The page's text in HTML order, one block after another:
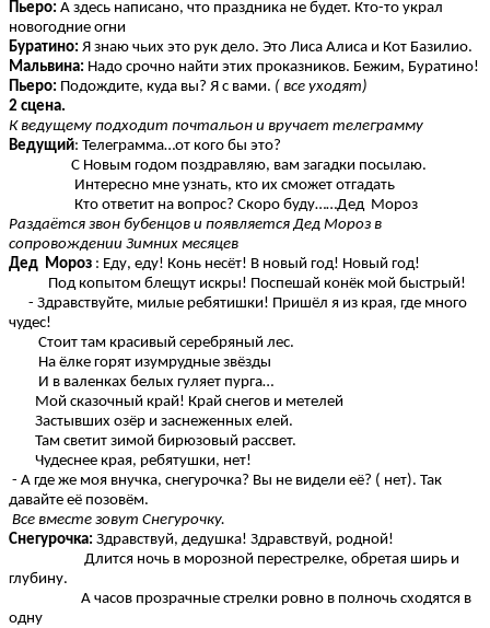
Пьеро: А здесь написано, что праздника не будет. Кто-то украл
новогодние огни
Буратино: Я знаю чьих это рук дело. Это Лиса Алиса и Кот Базилио.
Мальвина: Надо срочно найти этих проказников. Бежим, Буратино!
Пьеро: Подождите, куда вы? Я с вами. ( все уходят)
2 сцена.
К ведущему подходит почтальон и вручает телеграмму
Ведущий: Телеграмма…от кого бы это?
С Новым годом поздравляю, вам загадки посылаю.
Интересно мне узнать, кто их сможет отгадать
Кто ответит на вопрос? Скоро буду……Дед Мороз
Раздаётся звон бубенцов и появляется Дед Мороз в
сопровождении Зимних месяцев
Дед Мороз : Еду, еду! Конь несёт! В новый год! Новый год!
Под копытом блещут искры! Поспешай конёк мой быстрый!
- Здравствуйте, милые ребятишки! Пришёл я из края, где много
чудес!
Стоит там красивый серебряный лес.
На ёлке горят изумрудные звёзды
И в валенках белых гуляет пурга…
Мой сказочный край! Край снегов и метелей
Застывших озёр и заснеженных елей.
Там светит зимой бирюзовый рассвет.
Чудеснее края, ребятушки, нет!
- А где же моя внучка, снегурочка? Вы не видели её? ( нет). Так
давайте её позовём.
Все вместе зовут Снегурочку.
Снегурочка: Здравствуй, дедушка! Здравствуй, родной!
Длится ночь в морозной перестрелке, обретая ширь и
глубину.
А часов прозрачные стрелки ровно в полночь сходятся в
одну